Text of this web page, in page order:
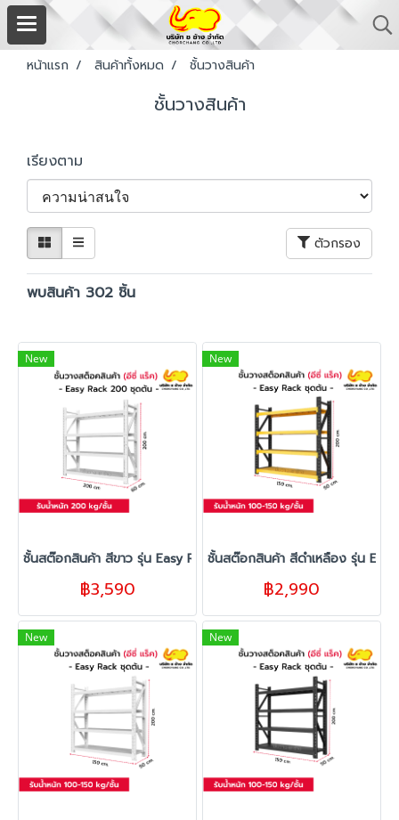
หน้าแรก สินค้าทั้งหมด ชั้นวางสินค้า
ชั้นวางสินค้า
เรียงตาม
ตัวกรอง
พบสินค้า 302 ชิ้น
New
ชั้นสต๊อกสินค้า สีขาว รุ่น Easy Rack 200
฿3,590
New
ชั้นสต๊อกสินค้า สีดำเหลือง รุ่น
฿2,990
New New